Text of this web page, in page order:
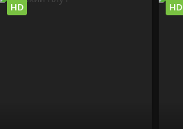
HD HD